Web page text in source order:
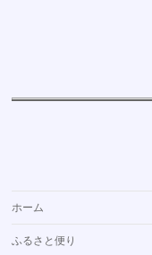
ホーム
ふるさと便り